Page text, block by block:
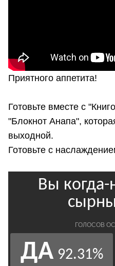
Приятного аппетита!
Готовьте вместе с
"Блокнот Анапа",
выходной.
Готовьте с